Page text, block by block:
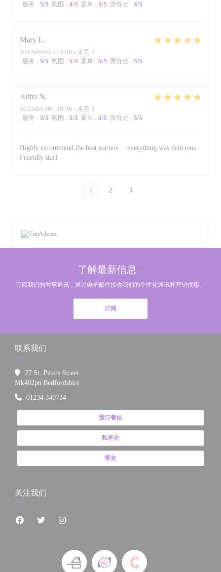
服务 : 5/5 氛围 : 4/5 菜单 : 5/5 质价比 : 4/5
Mary L
2022-05-02 - 13:00 - 来宾 5
服务 : 5/5 氛围 : 5/5 菜单 : 5/5 质价比 : 5/5
Alina N
2022-04-30 - 20:30 - 来宾 3
服务 : 5/5 氛围 : 5/5 菜单 : 5/5 质价比 : 5/5
Highly recommend,the best starters …everything was delicious .
Friendly staff
1 2 3
了解最新信息 *
订阅我们的时事通讯，通过电子邮件接收我们的个性化通讯和营销优惠。
订阅
联系我们
27 St. Peters Street
Mk402pn Bedfordshire((在新窗口中打开))
01234 340734
预订餐位
私有化
带走
关注我们
Facebook ((在新窗口中打开))
Twitter ((在新窗口中打开))
Instagram ((在新窗口中打开))